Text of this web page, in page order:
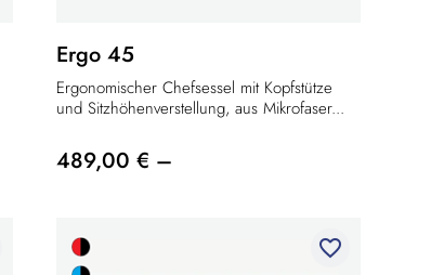
Ergo 45
Ergonomischer Chefsessel mit Kopfstütze
und Sitzhöhenverstellung, aus Mikrofaser...
489,00 € –
favorite_border